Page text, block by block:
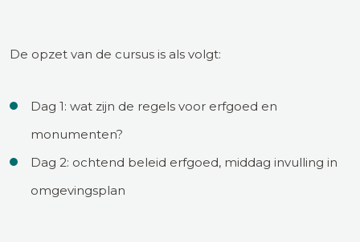
De opzet van de cursus is als volgt:
Dag 1: wat zijn de regels voor erfgoed en
monumenten?
Dag 2: ochtend beleid erfgoed, middag invulling in
omgevingsplan